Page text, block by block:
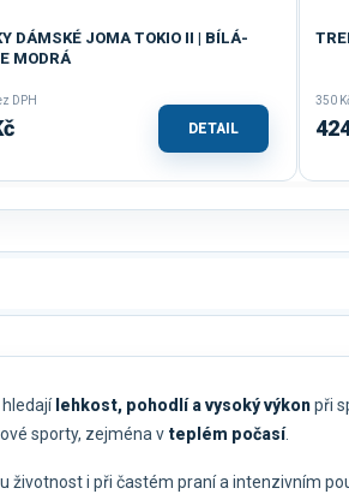
DÁMSKÉ JOMA TOKIO II | BÍLÁ-
MODRÁ
DPH
DETAIL
350
lehkost, pohodlí a vysoký výkonpři
sporty, zejména v teplém počasí.
životnost i při častém praní a intenzivním